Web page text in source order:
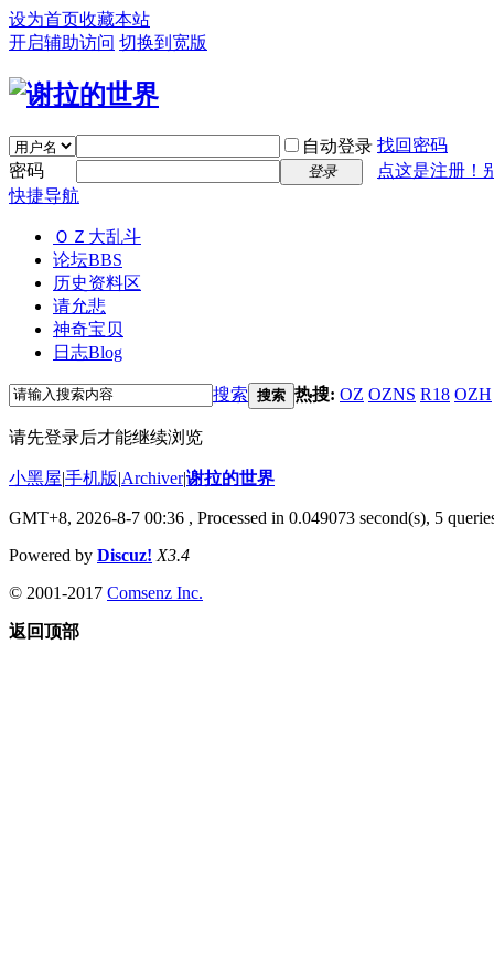
设为首页收藏本站
开启辅助访问 切换到宽版
自动登录 找回密码
密码
登录
点这是注册！
快捷导航
ＯＺ大乱斗
论坛BBS
历史资料区
请允悲
神奇宝贝
日志Blog
搜索 搜索 热搜: OZ OZNS R18 OZH
请先登录后才能继续浏览
小黑屋|手机版|Archiver|谢拉的世界
GMT+8, 2026-8-7 00:36 , Processed in 0.049073 second(s), 5
Powered by Discuz! X3.4
© 2001-2017 Comsenz Inc.
返回顶部